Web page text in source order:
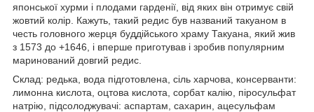
японської хурми і плодами гарденії, від яких він отримує свій
жовтий колір. Кажуть, такий редис був названий такуаном в
честь головного жерця буддійського храму Такуана, який жив
з 1573 до +1646, і вперше приготував і зробив популярним
маринований довгий редис.
Склад: редька, вода підготовлена, сіль харчова, консерванти:
лимонна кислота, оцтова кислота, сорбат калію, піросульфат
натрію, підсолоджувачі: аспартам, сахарин, ацесульфам